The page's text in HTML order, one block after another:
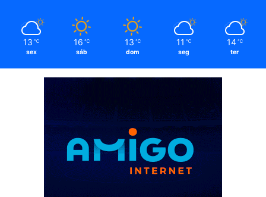
13 ℃
sex
16 ℃
sáb
13 ℃
dom
11 ℃
seg
14 ℃
ter